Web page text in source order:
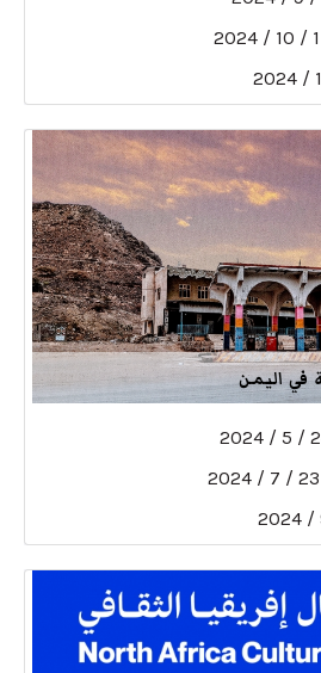
1 / 10 / 2024
في اليمن
28 /
23 / 7 / 2024